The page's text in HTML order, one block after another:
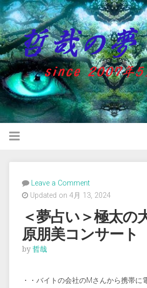
Leave a Comment
Updated on 4月 13, 2024
＜夢占い＞極太の
原朋美コンサート
by 哲哉
・・バイトの会社のMさんから携帯に